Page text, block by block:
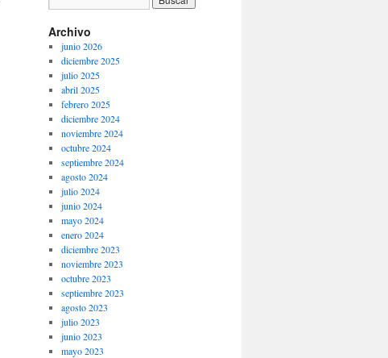
Archivo
junio 2026
diciembre 2025
julio 2025
abril 2025
febrero 2025
diciembre 2024
noviembre 2024
octubre 2024
septiembre 2024
agosto 2024
julio 2024
junio 2024
mayo 2024
enero 2024
diciembre 2023
noviembre 2023
octubre 2023
septiembre 2023
agosto 2023
julio 2023
junio 2023
mayo 2023